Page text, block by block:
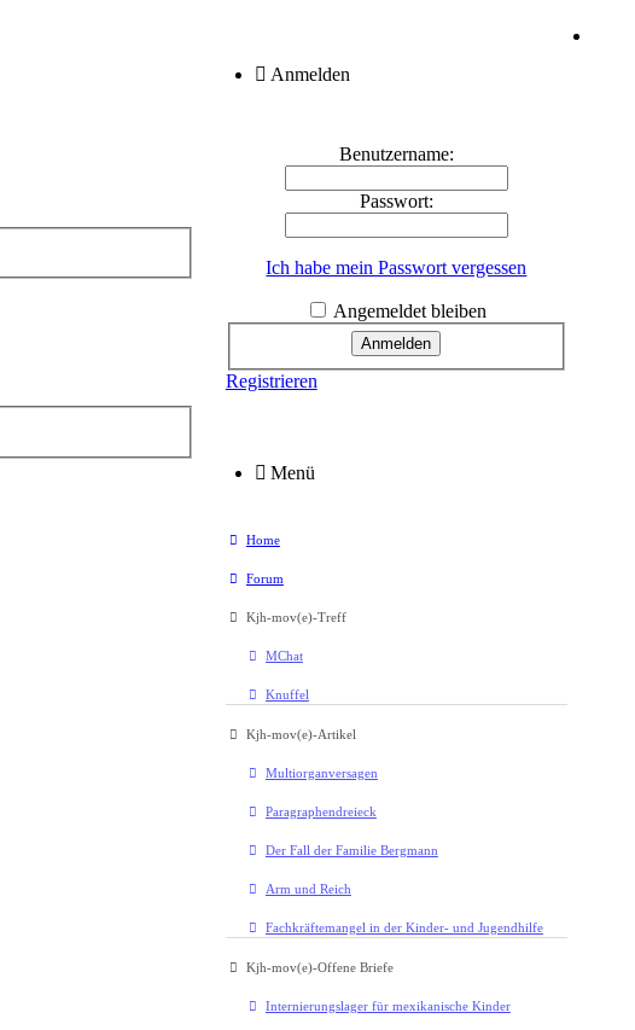
Anmelden
Benutzername:
Passwort:
Ich habe mein Passwort vergessen
Angemeldet bleiben
Registrieren
Menü
Home
Forum
Kjh-mov(e)-Treff
MChat
Knuffel
Kjh-mov(e)-Artikel
Multiorganversagen
Paragraphendreieck
Der Fall der Familie Bergmann
Arm und Reich
Fachkräftemangel in der Kinder- und Jugendhilfe
Kjh-mov(e)-Offene Briefe
Internierungslager für mexikanische Kinder